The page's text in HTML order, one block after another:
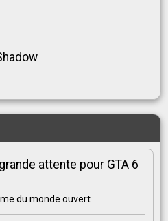
attente pour GTA 6
du monde ouvert